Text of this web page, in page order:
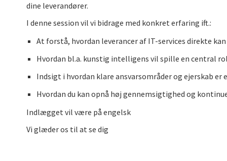
dine leverandører.
I denne session vil vi bidrage med konkret erfaring ift.:
At forstå, hvordan leverancer af IT-services direkte
Hvordan bl.a. kunstig intelligens vil spille en central
Indsigt i hvordan klare ansvarsområder og ejerskab er
Hvordan du kan opnå høj gennemsigtighed og
Indlægget vil være på engelsk
Vi glæder os til at se dig